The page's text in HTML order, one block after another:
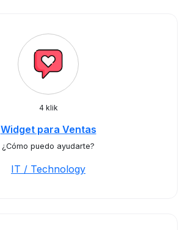
4 klik
Widget para Ventas
¿Cómo puedo ayudarte?
IT / Technology